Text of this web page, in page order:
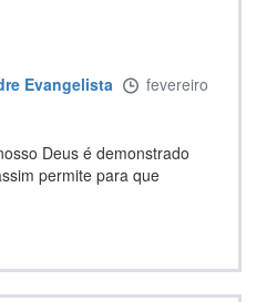
Evangelista
fevereiro
Deus é demonstrado
permite para que